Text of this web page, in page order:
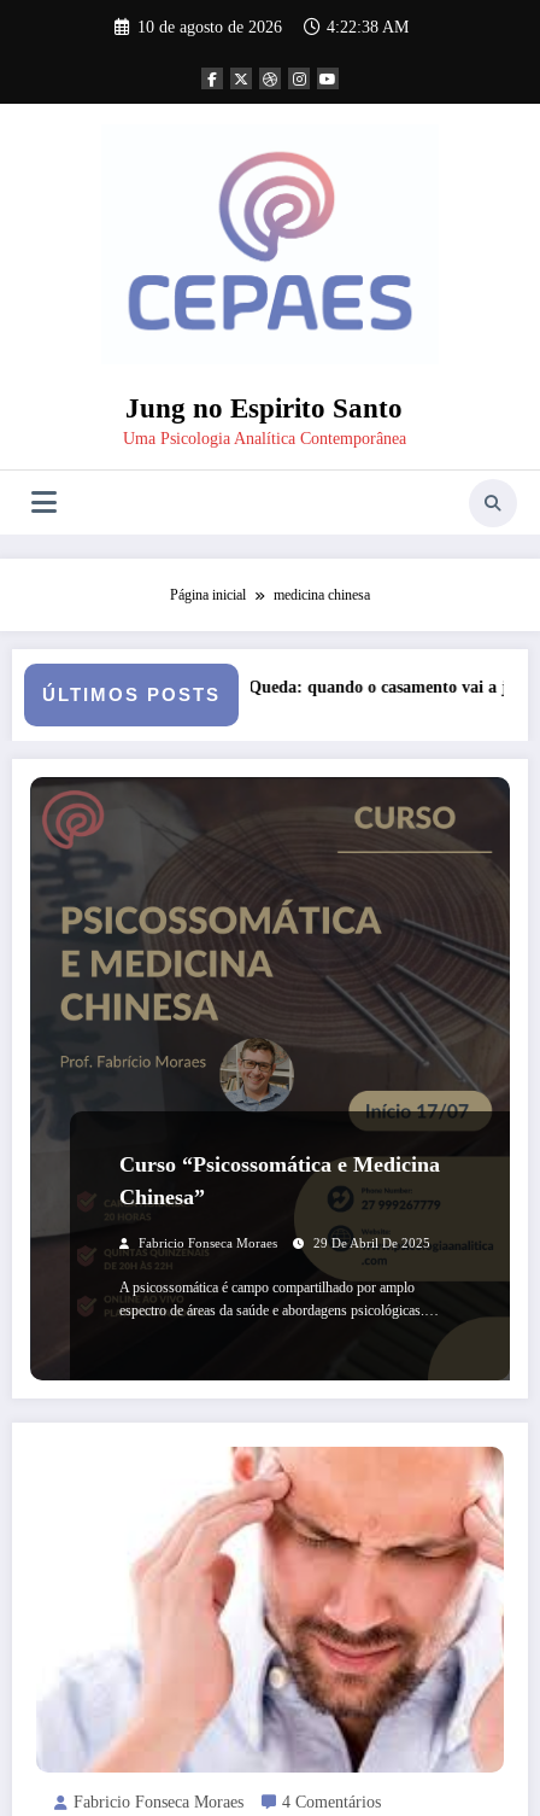
10 de agosto de 2026 4:22:39 AM
Jung no Espirito Santo
Uma Psicologia Analítica Contemporânea
Página inicial medicina chinesa
ÚLTIMOS POSTS
Queda: quando o casamento vai a julgamento Curso:
Curso “Psicossomática e Medicina
Chinesa”
Fabricio Fonseca Moraes 29 De Abril De 2025
A psicossomática é campo compartilhado por amplo
espectro de áreas da saúde e abordagens psicológicas.…
Fabricio Fonseca Moraes 4 Comentários